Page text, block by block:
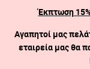
Έκπτωση
Αγαπητοί μας
εταιρεία μας θα